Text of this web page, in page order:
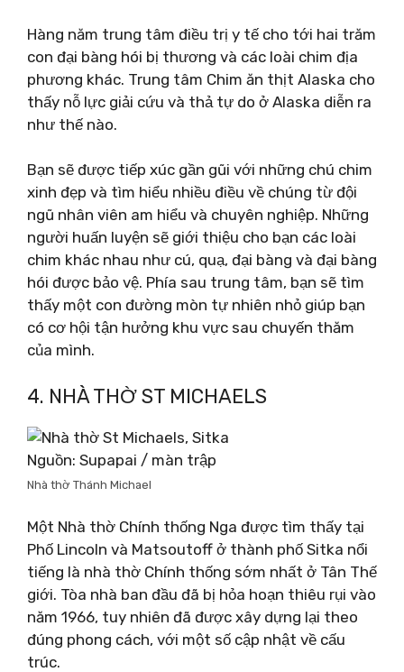
Hàng năm trung tâm điều trị y tế cho tới hai trăm
con đại bàng hói bị thương và các loài chim địa
phương khác. Trung tâm Chim ăn thịt Alaska cho
thấy nỗ lực giải cứu và thả tự do ở Alaska diễn ra
như thế nào.
Bạn sẽ được tiếp xúc gần gũi với những chú chim
xinh đẹp và tìm hiểu nhiều điều về chúng từ đội
ngũ nhân viên am hiểu và chuyên nghiệp. Những
người huấn luyện sẽ giới thiệu cho bạn các loài
chim khác nhau như cú, quạ, đại bàng và đại bàng
hói được bảo vệ. Phía sau trung tâm, bạn sẽ tìm
thấy một con đường mòn tự nhiên nhỏ giúp bạn
có cơ hội tận hưởng khu vực sau chuyến thăm
của mình.
4. NHÀ THỜ ST MICHAELS
Nguồn: Supapai / màn trập
Nhà thờ Thánh Michael
Một Nhà thờ Chính thống Nga được tìm thấy tại
Phố Lincoln và Matsoutoff ở thành phố Sitka nổi
tiếng là nhà thờ Chính thống sớm nhất ở Tân Thế
giới. Tòa nhà ban đầu đã bị hỏa hoạn thiêu rụi vào
năm 1966, tuy nhiên đã được xây dựng lại theo
đúng phong cách, với một số cập nhật về cấu
trúc.